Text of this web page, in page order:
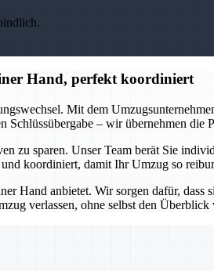
Hand, perfekt koordiniert
Mit dem
– wir übernehmen
sparen. Unser Team berät Sie
koordiniert, damit Ihr Umzug so
Hand anbietet. Wir sorgen dafür,
verlassen, ohne selbst den Überblick